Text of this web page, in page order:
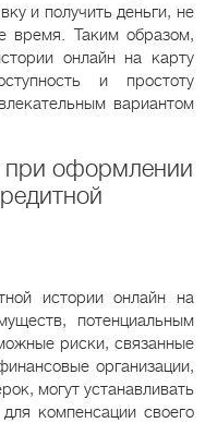
и получить деньги, не
время. Таким образом,
онлайн на карту
и простоту
вариантом
при оформлении
истории онлайн на
потенциальным
риски, связанные
организации,
могут устанавливать
компенсации своего